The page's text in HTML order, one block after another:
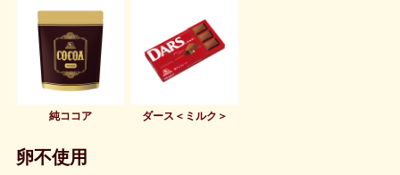
純ココア ダース＜ミルク＞
卵不使用